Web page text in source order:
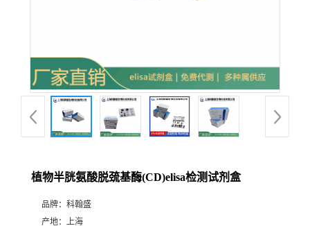
植物半胱氨酸脱巯基酶(CD)elisa检测试剂盒
品牌： 科翰盛
产地： 上海